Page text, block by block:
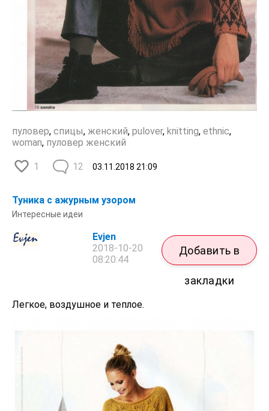
пуловер, спицы, женский, pulover, knitting, ethnic,
woman, пуловер женский
1 03.11.2018 21:09
12
Туника с ажурным узором
Интересные идеи
Evjen
2018-10-20
08:20:44
Добавить в
закладки
Легкое, воздушное и теплое.